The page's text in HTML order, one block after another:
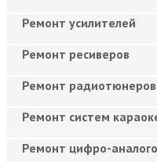
Ремонт усилителей
Ремонт ресиверов
Ремонт радиотюнеров
Ремонт систем
Ремонт цифро-